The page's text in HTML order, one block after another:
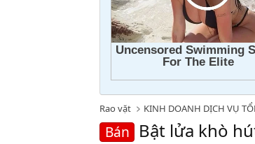
Rao vặt KINH DOANH DỊCH VỤ
Bán Bật lửa khò